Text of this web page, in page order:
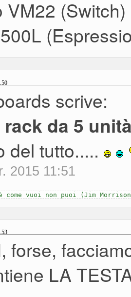
VM22 (Switch)
scrive:
da 5
del tutto.....
2015 11:51
come vuoi non puoi (Jim
forse,
LA